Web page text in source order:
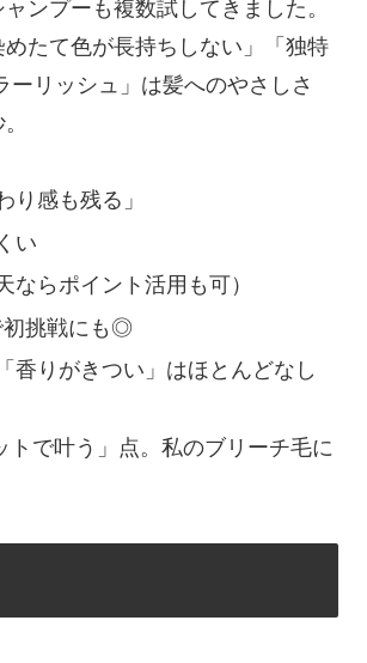
ンプーも複数試してきました。
たて色が長持ちしない」「独特
リッシュ」は髪へのやさしさ
感も残る」
い
らポイント活用も可）
初挑戦にも◎
香りがきつい」はほとんどなし
で叶う」点。私のブリーチ毛に